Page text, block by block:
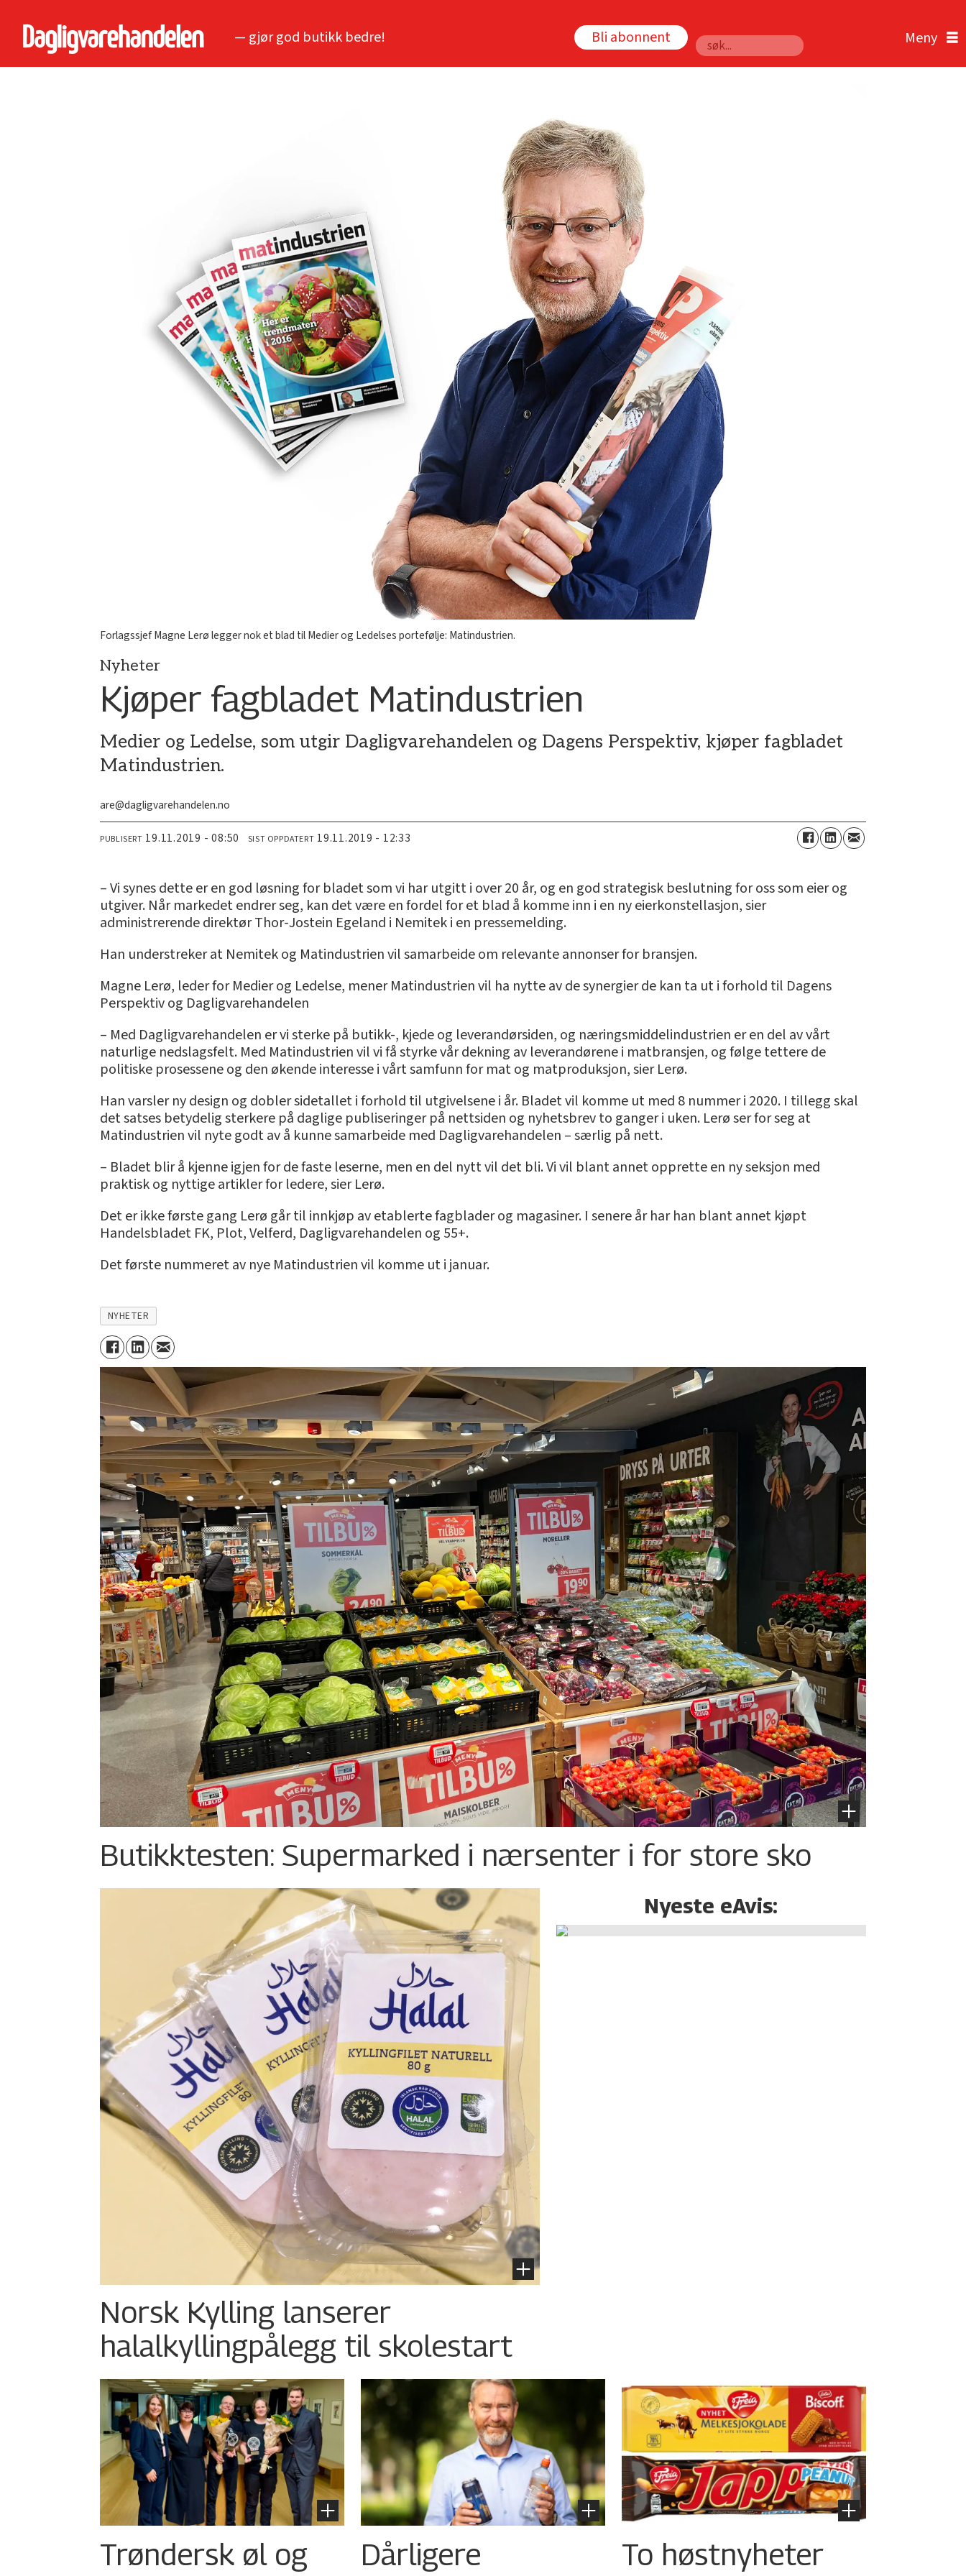
— gjør god butikk bedre! Bli abonnent
Søk
Forlagssjef Magne Lerø legger nok et blad til Medier og Ledelses portefølje: Matindustrien.
Nyheter
Kjøper fagbladet Matindustrien
Medier og Ledelse, som utgir Dagligvarehandelen og Dagens Perspektiv, kjøper fagbladet
Matindustrien.
are@dagligvarehandelen.no
PUBLISERT 19.11.2019 - 08:50 SIST OPPDATERT 19.11.2019 - 12:33
– Vi synes dette er en god løsning for bladet som vi har utgitt i over 20 år, og en god strategisk beslutning for oss som eier og
utgiver. Når markedet endrer seg, kan det være en fordel for et blad å komme inn i en ny eierkonstellasjon, sier
administrerende direktør Thor-Jostein Egeland i Nemitek i en pressemelding.
Han understreker at Nemitek og Matindustrien vil samarbeide om relevante annonser for bransjen.
Magne Lerø, leder for Medier og Ledelse, mener Matindustrien vil ha nytte av de synergier de kan ta ut i forhold til Dagens
Perspektiv og Dagligvarehandelen
– Med Dagligvarehandelen er vi sterke på butikk-, kjede og leverandørsiden, og næringsmiddelindustrien er en del av vårt
naturlige nedslagsfelt. Med Matindustrien vil vi få styrke vår dekning av leverandørene i matbransjen, og følge tettere de
politiske prosessene og den økende interesse i vårt samfunn for mat og matproduksjon, sier Lerø.
Han varsler ny design og dobler sidetallet i forhold til utgivelsene i år. Bladet vil komme ut med 8 nummer i 2020. I tillegg skal
det satses betydelig sterkere på daglige publiseringer på nettsiden og nyhetsbrev to ganger i uken. Lerø ser for seg at
Matindustrien vil nyte godt av å kunne samarbeide med Dagligvarehandelen – særlig på nett.
– Bladet blir å kjenne igjen for de faste leserne, men en del nytt vil det bli. Vi vil blant annet opprette en ny seksjon med
praktisk og nyttige artikler for ledere, sier Lerø.
Det er ikke første gang Lerø går til innkjøp av etablerte fagblader og magasiner. I senere år har han blant annet kjøpt
Handelsbladet FK, Plot, Velferd, Dagligvarehandelen og 55+.
Det første nummeret av nye Matindustrien vil komme ut i januar.
NYHETER
Butikktesten: Supermarked i nærsenter i for store sko
Norsk Kylling lanserer
halalkylling­pålegg til skolestart
Nyeste eAvis:
Trøndersk øl og
Dårligere
To høstnyheter